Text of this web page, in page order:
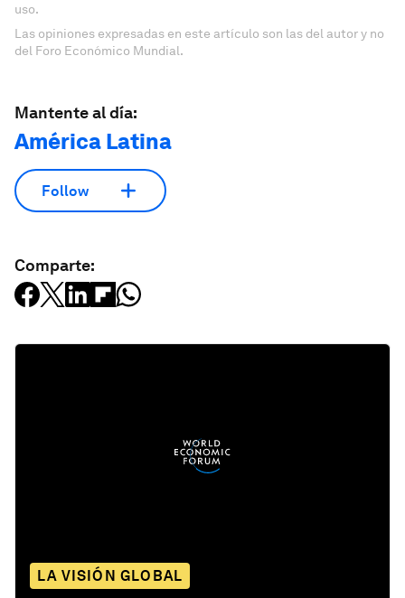
uso.
Las opiniones expresadas en este artículo son las del autor y no
del Foro Económico Mundial.
Mantente al día:
América Latina
Follow
Comparte:
LA VISIÓN GLOBAL